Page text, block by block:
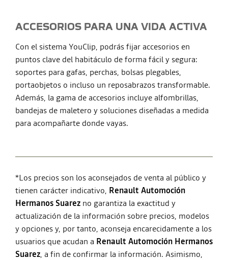
ACCESORIOS PARA UNA VIDA ACTIVA
Con el sistema YouClip, podrás fijar accesorios en
puntos clave del habitáculo de forma fácil y segura:
soportes para gafas, perchas, bolsas plegables,
portaobjetos o incluso un reposabrazos transformable.
Además, la gama de accesorios incluye alfombrillas,
bandejas de maletero y soluciones diseñadas a medida
para acompañarte donde vayas.
*Los precios son los aconsejados de venta al público y
tienen carácter indicativo, Renault Automoción
Hermanos Suarez no garantiza la exactitud y
actualización de la información sobre precios, modelos
y opciones y, por tanto, aconseja encarecidamente a los
usuarios que acudan a Renault Automoción Hermanos
Suarez, a fin de confirmar la información. Asimismo,